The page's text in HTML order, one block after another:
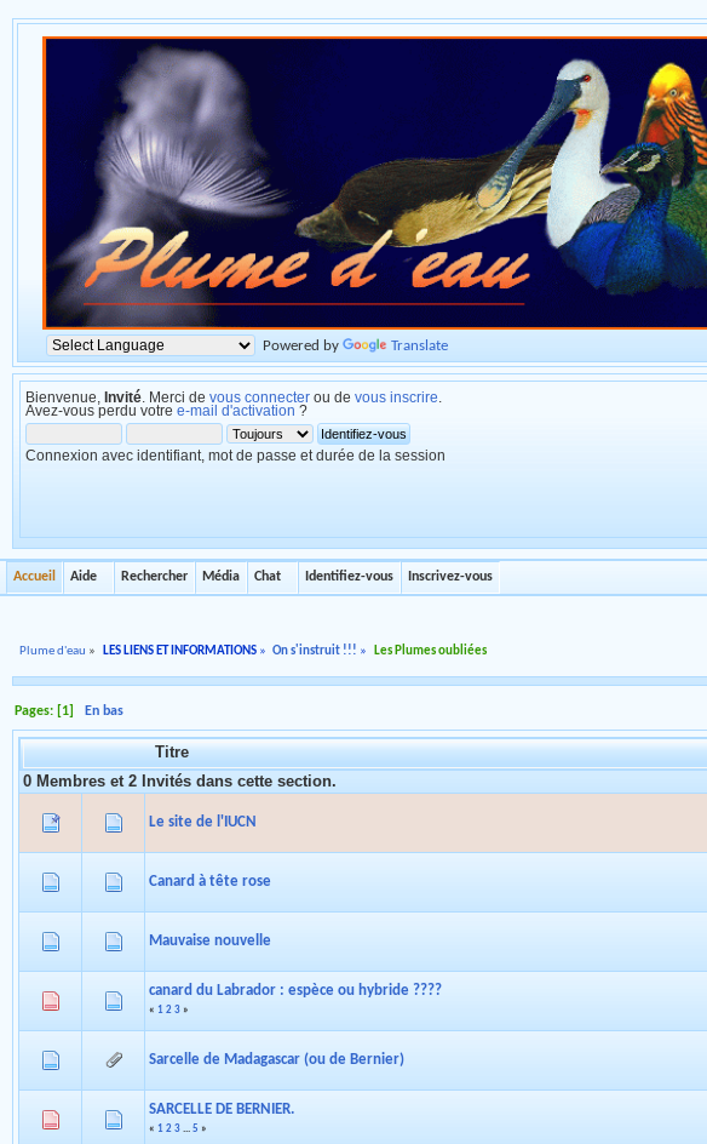
Powered by Translate
Bienvenue, Invité . Merci de vous connecter ou de vous inscrire
Avez-vous perdu votre e-mail d'activation ?
Connexion avec identifiant, mot de passe et durée de la session
Accueil Aide Rechercher Média Chat Identifiez-vous Inscrivez-vous
Plume d'eau » LES LIENS ET INFORMATIONS» On s'instruit !!! » Les Plumes oubliées
Pages: [1] En bas
Titre
0 Membres et 2 Invités dans cette section.
Le site de l'IUCN
Canard à tête rose
Mauvaise nouvelle
canard du Labrador : espèce ou hybride ????
« 1 2 3 »
Sarcelle de Madagascar (ou de Bernier)
SARCELLE DE BERNIER.
« 1 2 3 ... 5 »